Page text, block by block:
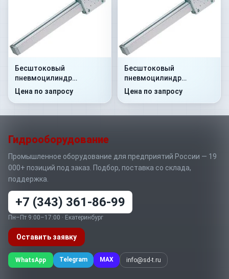
Бесштоковый
пневмоцилиндр
52R2P25A0120
Цена по запросу
Бесштоковый
пневмоцилиндр
52R2P40A0250
Цена по запросу
Гидрооборудование
Промышленное оборудование для предприятий России — 19
000+ позиций под заказ. Подбор, поставка со склада,
поддержка.
+7 (343) 361-86-99
Пн–Пт 9:00–17:00 · Екатеринбург
Оставить заявку
WhatsApp Telegram MAX info@sd-t.ru